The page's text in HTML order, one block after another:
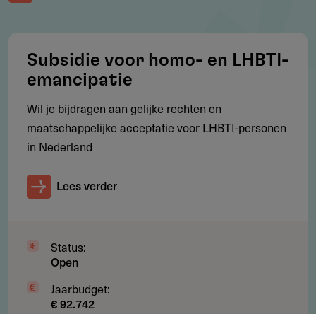
Aanvragen
Per e-mail.
De aanvraag dient vergezeld te gaan van een begroting,
dekkingsplan en minimaal twee referenties.
Gebruikersnotities
regeling/verstrekker
Subsidie voor homo- en LHBTI-
emancipatie
Wil je bijdragen aan gelijke rechten en
maatschappelijke acceptatie voor LHBTI-personen
in Nederland
Lees verder
Status:
Open
Jaarbudget:
€ 92.742